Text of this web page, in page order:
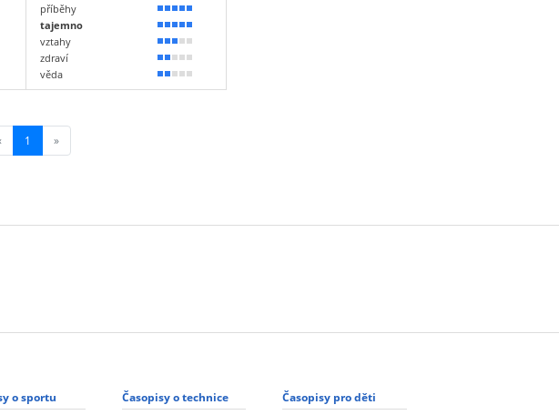
příběhy
100 %
tajemno
100 %
vztahy
60 %
zdraví
40 %
věda
30 %
1 (current)
»
o sportu Časopisy o technice Časopisy pro děti